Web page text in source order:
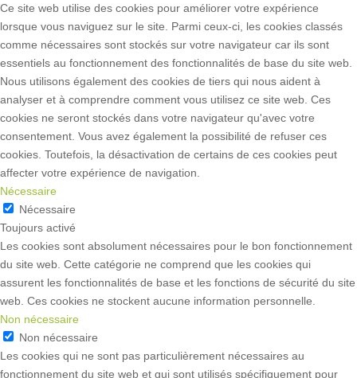
Ce site web utilise des cookies pour améliorer votre expérience
lorsque vous naviguez sur le site. Parmi ceux-ci, les cookies classés
comme nécessaires sont stockés sur votre navigateur car ils sont
essentiels au fonctionnement des fonctionnalités de base du site web.
Nous utilisons également des cookies de tiers qui nous aident à
analyser et à comprendre comment vous utilisez ce site web. Ces
cookies ne seront stockés dans votre navigateur qu'avec votre
consentement. Vous avez également la possibilité de refuser ces
cookies. Toutefois, la désactivation de certains de ces cookies peut
affecter votre expérience de navigation.
Nécessaire
Nécessaire
Toujours activé
Les cookies sont absolument nécessaires pour le bon fonctionnement
du site web. Cette catégorie ne comprend que les cookies qui
assurent les fonctionnalités de base et les fonctions de sécurité du site
web. Ces cookies ne stockent aucune information personnelle.
Non nécessaire
Non nécessaire
Les cookies qui ne sont pas particulièrement nécessaires au
fonctionnement du site web et qui sont utilisés spécifiquement pour